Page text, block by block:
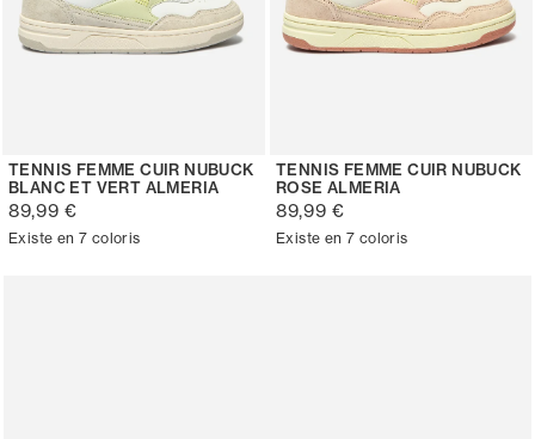
TENNIS FEMME CUIR NUBUCK
BLANC ET VERT ALMERIA
89,99 €
Existe en 7 coloris
TENNIS FEMME CUIR NUBUCK
ROSE ALMERIA
89,99 €
Existe en 7 coloris